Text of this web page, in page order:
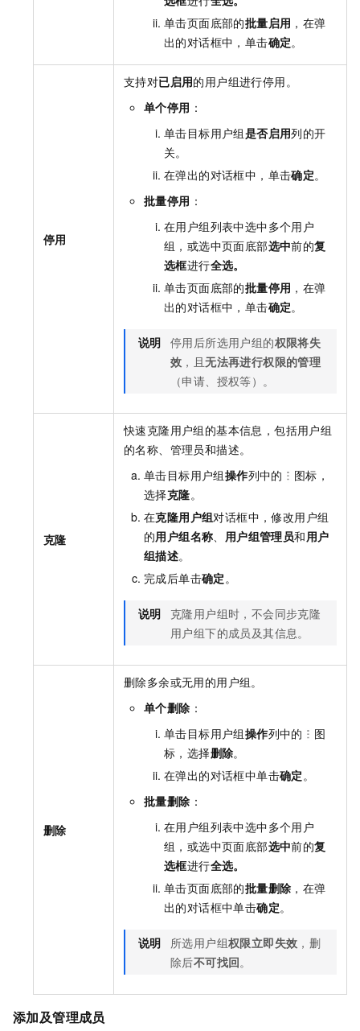
单击页面底部的批量启用 ，在弹
出的对话框中，单击确定。
停用
支持对已启用的用户组进行停用。
单个停用 ：
单击目标用户组是否启用列的开
关。
在弹出的对话框中，单击确定。
批量停用 ：
在用户组列表中选中多个用户
组，或选中页面底部选中前的复
选框进行全选。
单击页面底部的批量停用 ，在弹
出的对话框中，单击确定。
说明 停用后所选用户组的权限将失
效 ，且无法再进行权限的管理
（申请、授权等）。
克隆
快速克隆用户组的基本信息，包括用户组
的名称、管理员和描述。
单击目标用户组操作列中的
图标，
选择克隆。
在克隆用户组对话框中，修改用户组
的用户组名称 用户组管理员和用户
组描述。
完成后单击确定 。
说明
克隆用户组时，不会同步克隆
用户组下的成员及其信息。
删除
删除多余或无用的用户组。
单个删除 ：
单击目标用户组操作列中的
图
标，选择删除。
在弹出的对话框中单击确定 。
批量删除 ：
在用户组列表中选中多个用户
组，或选中页面底部选中前的复
选框进行全选。
单击页面底部的批量删除 ，在弹
出的对话框中单击确定。
说明 所选用户组权限立即失效 ，删
除后不可找回。
添加及管理成员